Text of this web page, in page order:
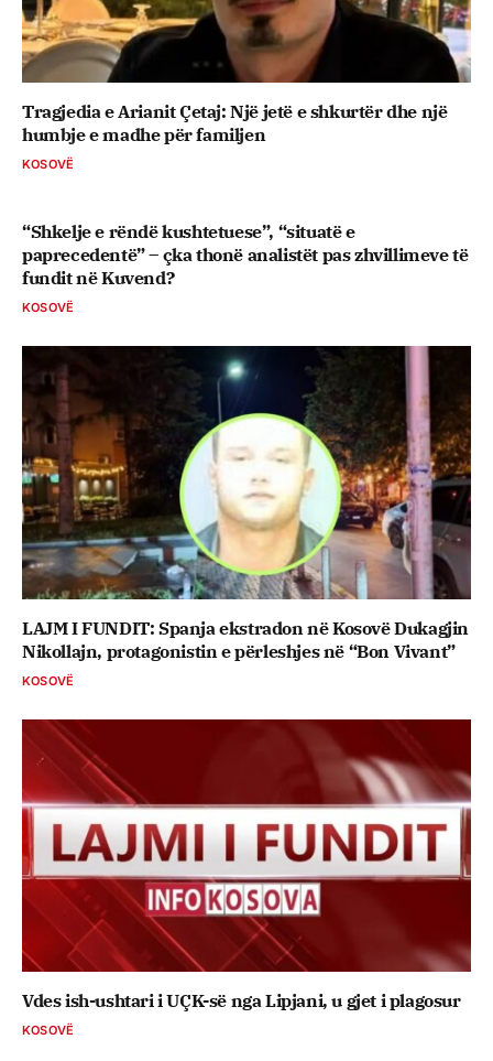
Tragjedia e Arianit Çetaj: Një jetë e shkurtër dhe një
humbje e madhe për familjen
KOSOVË
“Shkelje e rëndë kushtetuese”, “situatë e
paprecedentë” – çka thonë analistët pas zhvillimeve të
fundit në Kuvend?
KOSOVË
LAJM I FUNDIT: Spanja ekstradon në Kosovë Dukagjin
Nikollajn, protagonistin e përleshjes në “Bon Vivant”
KOSOVË
Vdes ish-ushtari i UÇK-së nga Lipjani, u gjet i plagosur
KOSOVË